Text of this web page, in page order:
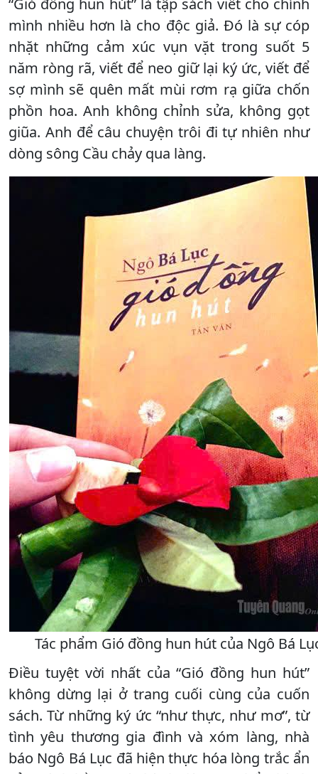
“Gió đồng hun hút” là tập sách viết cho chính
mình nhiều hơn là cho độc giả. Đó là sự cóp
nhặt những cảm xúc vụn vặt trong suốt 5
năm ròng rã, viết để neo giữ lại ký ức, viết để
sợ mình sẽ quên mất mùi rơm rạ giữa chốn
phồn hoa. Anh không chỉnh sửa, không gọt
giũa. Anh để câu chuyện trôi đi tự nhiên như
dòng sông Cầu chảy qua làng.
Tác phẩm Gió đồng hun hút của Ngô Bá
Điều tuyệt vời nhất của “Gió đồng hun hút”
không dừng lại ở trang cuối cùng của cuốn
sách. Từ những ký ức “như thực, như mơ”, từ
tình yêu thương gia đình và xóm làng, nhà
báo Ngô Bá Lục đã hiện thực hóa lòng trắc ẩn